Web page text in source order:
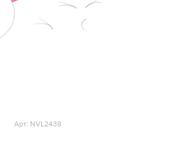
Арт: NVL2438